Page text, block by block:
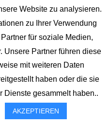
Website zu analysieren.
zu Ihrer Verwendung
für soziale Medien,
Unsere Partner führen diese
mit weiteren Daten
haben oder die sie
Dienste gesammelt haben..
AKZEPTIEREN